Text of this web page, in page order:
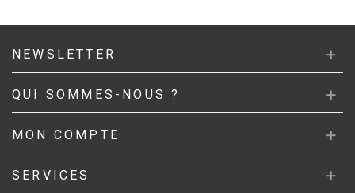
NEWSLETTER
QUI SOMMES-NOUS ?
MON COMPTE
SERVICES